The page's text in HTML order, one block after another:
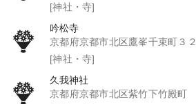
[神社・寺]
吟松寺
京都府京都市北区鷹峯千束町３２
[神社・寺]
久我神社
京都府京都市北区紫竹下竹殿町